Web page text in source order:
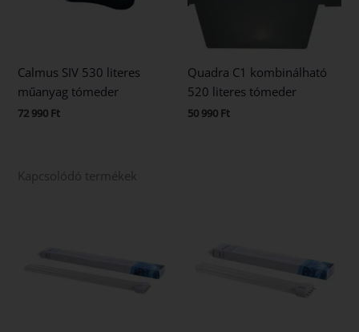
Calmus SIV 530 literes
műanyag tómeder
72 990 Ft
Quadra C1 kombinálható
520 literes tómeder
50 990 Ft
Kapcsolódó termékek